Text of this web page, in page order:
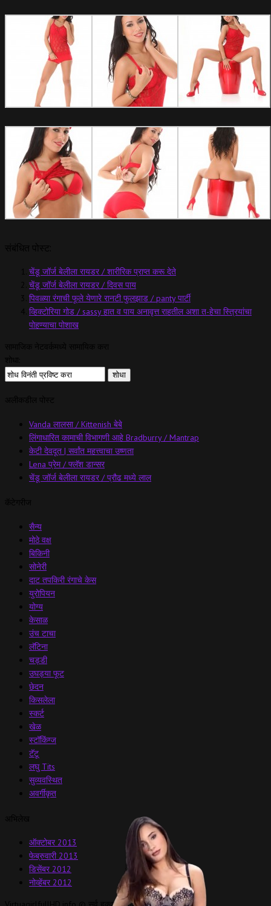
चेंडू जॉर्ज बेलीला रायडर / शारीरिक प्राप्त करू देते
चेंडू जॉर्ज बेलीला रायडर / दिवस पाय
पिवळ्या रंगाची फूले येणारे रानटी फुलझाड / panty पार्टी
व्हिक्टोरिया गोड / sassy हात व पाय अनावृत्त राहतील अशा त-हेचा स्त्रियांचा
पोहण्याचा पोशाख
Vanda लालसा / Kittenish बेबे
लिंगाधारित कामाची विभागणी आहे Bradburry / Mantrap
केटी देवदूत | सर्वांत महत्त्वाचा उष्णता
Lena प्रेम / फ्लॅश डान्सर
चेंडू जॉर्ज बेलीला रायडर / प्रौढ मध्ये लाल
सैन्य
मोठे वक्ष
बिकिनी
सोनेरी
दाट तपकिरी रंगाचे केस
युरोपियन
योग्य
केसाळ
उंच टाचा
लॅटिना
चड्डी
उघड्या फूट
छेदन
किसलेला
स्कर्ट
खेळ
स्टॉकिंग्ज
टॅटू
लघु Tits
सुव्यवस्थित
अवर्गीकृत
ऑक्टोबर 2013
फेब्रुवारी 2013
डिसेंबर 2012
नोव्हेंबर 2012